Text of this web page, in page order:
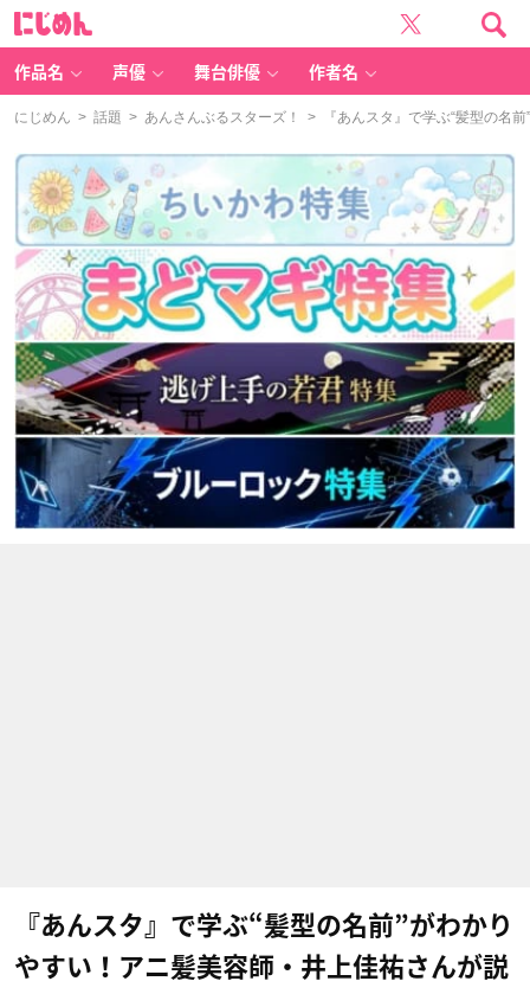
作品名 声優 舞台俳優 作者名
にじめん > 話題 > あんさんぶるスターズ！ > 『あんスタ』で学ぶ“髪型の名
『あんスタ』で学ぶ“髪型の名前”がわかり
やすい！アニ髪美容師・井上佳祐さんが説